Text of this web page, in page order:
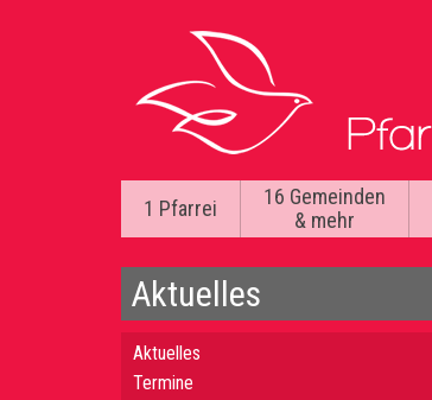
1 Pfarrei
16 Gemeinden
& mehr
Aktuelles
Aktuelles
Termine